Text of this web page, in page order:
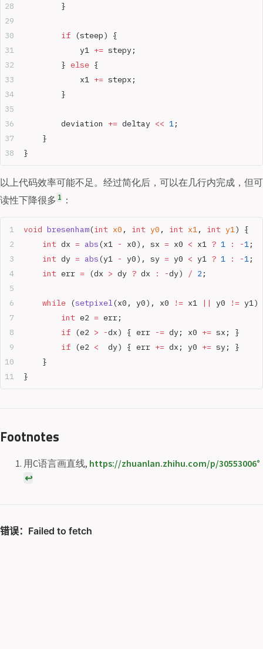
        }
        if
(steep) {
            y1
+= stepy;
        }
else {
            x1
+= stepx;
        }
        deviation
+= deltay << 1;
    }
}
以上代码效率可能不足。经过简化后，可以在几行内完成，但可
读性下降很多 1 ：
void bresenham(int x0 , int y0 , int x1, int y1) {
    int
dx = abs(x1 - x0), sx = x0 < x1 ? 1 : -1;
    int
dy = abs(y1 - y0), sy = y0 < y1 ? 1 : -1;
    int
err = (dx > dy ? dx : -dy) / 2;
    while
(setpixel(x0, y0), x0 != x1 || y0 != y1)
        int
e2 = err;
        if
(e2 > -dx) { err -= dy; x0 += sx; }
        if
(e2 <
  dy) { err
+= dx; y0 += sy; }
    }
}
Footnotes
用C语言画直线, https://zhuanlan.zhihu.com/p/30553006
↩